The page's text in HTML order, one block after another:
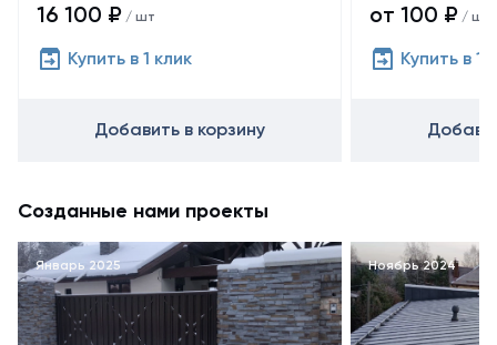
16 100 ₽ / шт
Купить в 1 клик
Добавить в корзину
от 100 ₽ / шт
Купить в 1
Созданные нами проекты
Январь 2025 Ноябрь 2024